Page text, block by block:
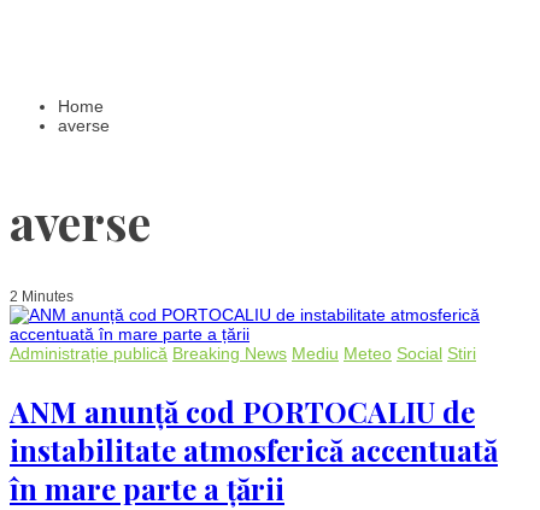
Home
averse
averse
2 Minutes
Administrație publică Breaking News Mediu Meteo Social Stiri
ANM anunță cod PORTOCALIU de
instabilitate atmosferică accentuată
în mare parte a țării